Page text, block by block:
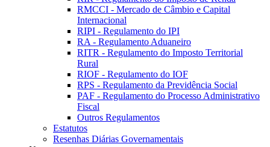
RMCCI - Mercado de Câmbio e Capital
Internacional
RIPI - Regulamento do IPI
RA - Regulamento Aduaneiro
RITR - Regulamento do Imposto Territorial
Rural
RIOF - Regulamento do IOF
RPS - Regulamento da Previdência Social
PAF - Regulamento do Processo Administrativo
Fiscal
Outros Regulamentos
Estatutos
Resenhas Diárias Governamentais